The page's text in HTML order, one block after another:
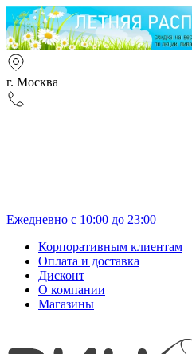
г. Москва
Ежедневно с 10:00 до 23:00
Корпоративным клиентам
Оплата и доставка
Дисконт
О компании
Магазины